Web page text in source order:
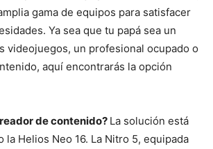
gama de equipos para satisfacer
Ya sea que tu papá sea un
videojuegos, un profesional ocupado o
aquí encontrarás la opción
de contenido? La solución está
la Helios Neo 16. La Nitro 5, equipada